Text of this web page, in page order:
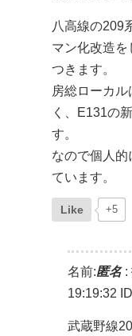
八高線の209
マン化改造
つきます。
房総ローカ
く、E131の
す。
なので個人的
ています。
Like +5
名前:匿名:
19:19:32
武蔵野線